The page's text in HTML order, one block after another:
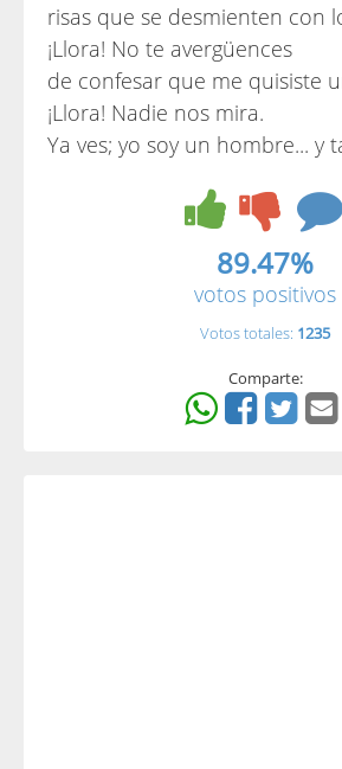
risas que se desmienten con
¡Llora! No te avergüences
de confesar que me quisiste
¡Llora! Nadie nos mira.
Ya ves; yo soy un hombre... y
89.47%
votos positivos
Votos totales: 1235
Comparte: